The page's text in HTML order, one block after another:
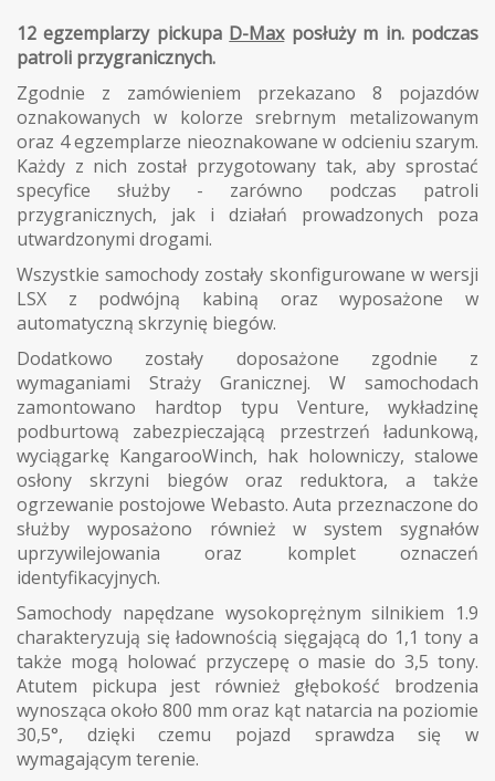
12 egzemplarzy pickupa D-Maxposłuży m in. podczas
patroli przygranicznych.
Zgodnie z zamówieniem przekazano 8 pojazdów
oznakowanych w kolorze srebrnym metalizowanym
oraz 4 egzemplarze nieoznakowane w odcieniu szarym.
Każdy z nich został przygotowany tak, aby sprostać
specyfice służby - zarówno podczas patroli
przygranicznych, jak i działań prowadzonych poza
utwardzonymi drogami.
Wszystkie samochody zostały skonfigurowane w wersji
LSX z podwójną kabiną oraz wyposażone w
automatyczną skrzynię biegów.
Dodatkowo zostały doposażone zgodnie z
wymaganiami Straży Granicznej. W samochodach
zamontowano hardtop typu Venture, wykładzinę
podburtową zabezpieczającą przestrzeń ładunkową,
wyciągarkę KangarooWinch, hak holowniczy, stalowe
osłony skrzyni biegów oraz reduktora, a także
ogrzewanie postojowe Webasto. Auta przeznaczone do
służby wyposażono również w system sygnałów
uprzywilejowania oraz komplet oznaczeń
identyfikacyjnych.
Samochody napędzane wysokoprężnym silnikiem 1.9
charakteryzują się ładownością sięgającą do 1,1 tony a
także mogą holować przyczepę o masie do 3,5 tony.
Atutem pickupa jest również głębokość brodzenia
wynosząca około 800 mm oraz kąt natarcia na poziomie
30,5°, dzięki czemu pojazd sprawdza się w
wymagającym terenie.